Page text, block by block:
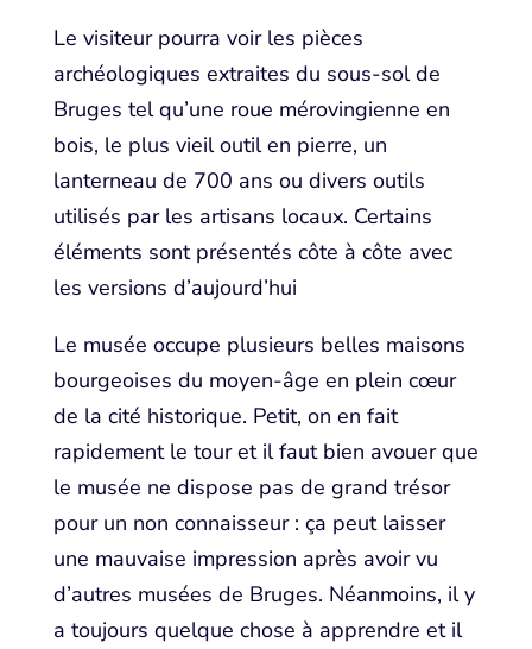
Le visiteur pourra voir les pièces
archéologiques extraites du sous-sol de
Bruges tel qu’une roue mérovingienne en
bois, le plus vieil outil en pierre, un
lanterneau de 700 ans ou divers outils
utilisés par les artisans locaux. Certains
éléments sont présentés côte à côte avec
les versions d’aujourd’hui
Le musée occupe plusieurs belles maisons
bourgeoises du moyen-âge en plein cœur
de la cité historique. Petit, on en fait
rapidement le tour et il faut bien avouer que
le musée ne dispose pas de grand trésor
pour un non connaisseur : ça peut laisser
une mauvaise impression après avoir vu
d’autres musées de Bruges. Néanmoins, il y
a toujours quelque chose à apprendre et il